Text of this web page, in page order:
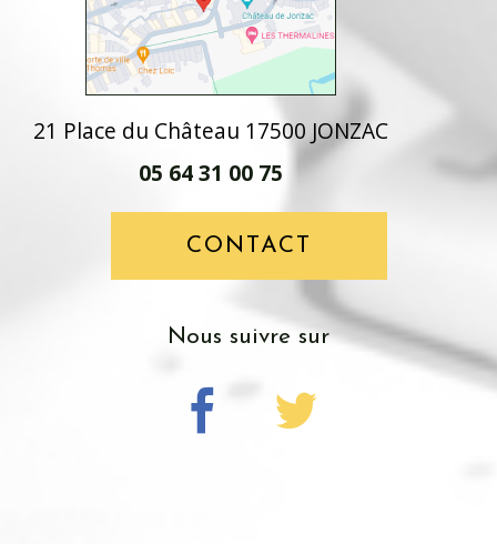
21 Place du Château 17500 JONZAC
05 64 31 00 75
CONTACT
nous suivre sur